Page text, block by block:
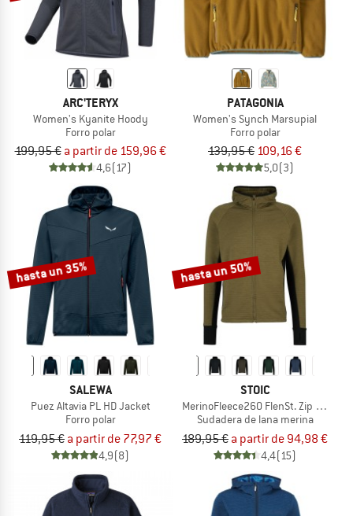
ARC'TERYX
Women's Kyanite Hoody
Forro polar
199,95 € a partir de 159,96 €
4,6(17)
PATAGONIA
Women's Synch Marsupial
Forro polar
139,95 € 109,16 €
5,0(3)
hasta un 35%
SALEWA
Puez Altavia PL HD Jacket
Forro polar
119,95 € a partir de 77,97 €
4,9(8)
hasta un 50%
STOIC
MerinoFleece260 FlenSt. Zip Hoody
Sudadera de lana merina
189,95 € a partir de 94,98 €
4,4(15)